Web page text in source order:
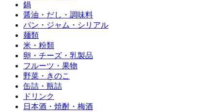
鍋
醤油・だし・調味料
パン・ジャム・シリアル
麺類
米・粉類
卵・チーズ・乳製品
フルーツ・果物
野菜・きのこ
缶詰・瓶詰
ドリンク
日本酒・焼酎・梅酒